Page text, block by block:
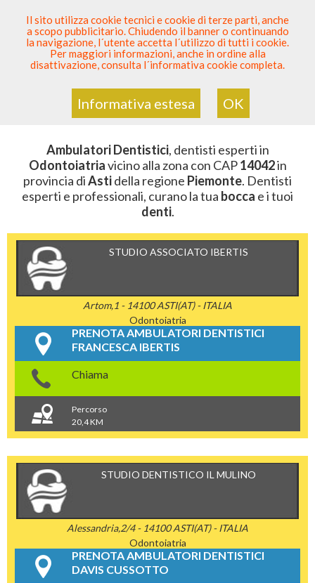
SEI DENTISTA? PARTECIPA
Sei QuiElenco Dentista Sicuro > Odontoiatria>
Ambulatori Dentistici>Piemonte>Asti>CAP 14042
ZONA CON CAP 14042
Ambulatori Dentistici, dentisti esperti in
Odontoiatriavicino alla zona con CAP14042in
provincia diAstidella regione Piemonte. Dentisti
esperti e professionali, curano la tua bocca e i tuoi
denti.
STUDIO ASSOCIATO IBERTIS
Artom,1 - 14100 ASTI(AT) - ITALIA
Odontoiatria
PRENOTA AMBULATORI DENTISTICI
FRANCESCA IBERTIS
Chiama
Percorso
20,4 KM
STUDIO DENTISTICO IL MULINO
Alessandria,2/4 - 14100 ASTI(AT) - ITALIA
Odontoiatria
PRENOTA AMBULATORI DENTISTICI
DAVIS CUSSOTTO
Il sito utilizza cookie tecnici e cookie di terze parti, anche
a scopo pubblicitario. Chiudendo il banner o continuando
la navigazione, l´utente accetta l´utilizzo di tutti i cookie.
Per maggiori informazioni, anche in ordine alla
disattivazione, consulta l´informativa cookie completa.
Informativa estesa OK